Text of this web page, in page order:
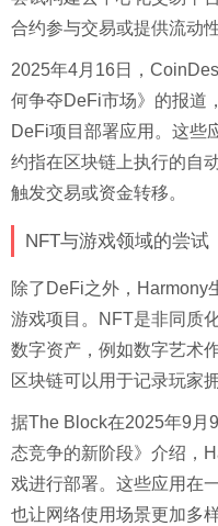
合约参与交易或提供流动性
2025年4月16日，
何争夺DeFi市场》的报道
DeFi项目部署应用。这些
约指在区块链上执行的自
触发交易或资金转移。
NFT与游戏领域的尝试
除了DeFi之外，Harmony
游戏项目。NFT是非同质
数字资产，例如数字艺术
区块链可以用于记录玩家
据The Block在2025年9月
态竞争的新阶段》介绍，
戏进行部署。这些应用在
也让网络使用场景更加多样